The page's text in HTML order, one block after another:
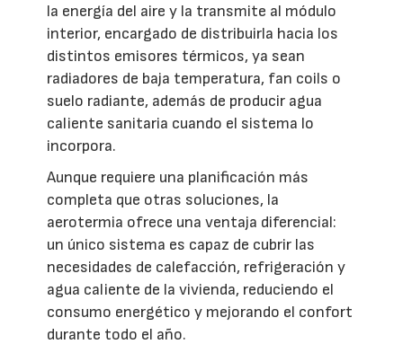
la energía del aire y la transmite al módulo
interior, encargado de distribuirla hacia los
distintos emisores térmicos, ya sean
radiadores de baja temperatura, fan coils o
suelo radiante, además de producir agua
caliente sanitaria cuando el sistema lo
incorpora.
Aunque requiere una planificación más
completa que otras soluciones, la
aerotermia ofrece una ventaja diferencial:
un único sistema es capaz de cubrir las
necesidades de calefacción, refrigeración y
agua caliente de la vivienda, reduciendo el
consumo energético y mejorando el confort
durante todo el año.